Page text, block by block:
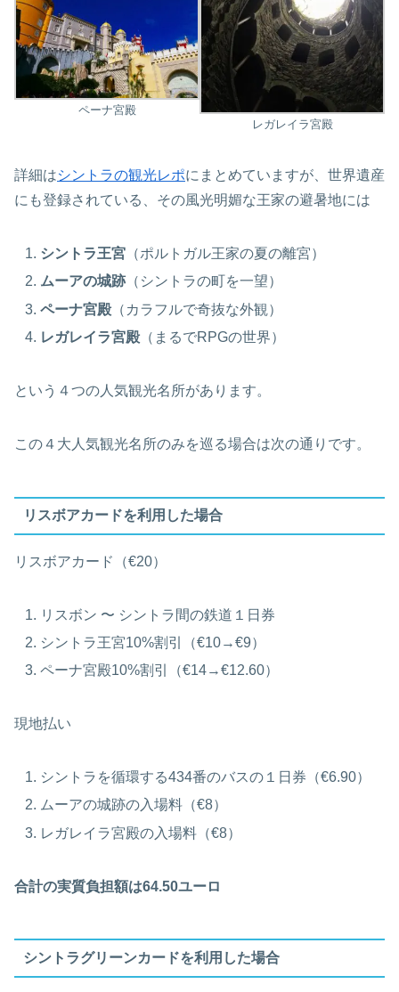
ペーナ宮殿
レガレイラ宮殿
詳細はシントラの観光レポにまとめていますが、世界遺産
にも登録されている、その風光明媚な王家の避暑地には
シントラ王宮 （ポルトガル王家の夏の離宮）
ムーアの城跡 （シントラの町を一望）
ペーナ宮殿（カラフルで奇抜な外観）
レガレイラ宮殿（まるでRPGの世界）
という４つの人気観光名所があります。
この４大人気観光名所のみを巡る場合は次の通りです。
リスボアカードを利用した場合
リスボアカード（€20）
リスボン 〜 シントラ間の鉄道１日券
シントラ王宮10%割引（€10→€9）
ペーナ宮殿10%割引（€14→€12.60）
現地払い
シントラを循環する434番のバスの１日券（€6.90）
ムーアの城跡の入場料（€8）
レガレイラ宮殿の入場料（€8）
合計の実質負担額は64.50ユーロ
シントラグリーンカードを利用した場合